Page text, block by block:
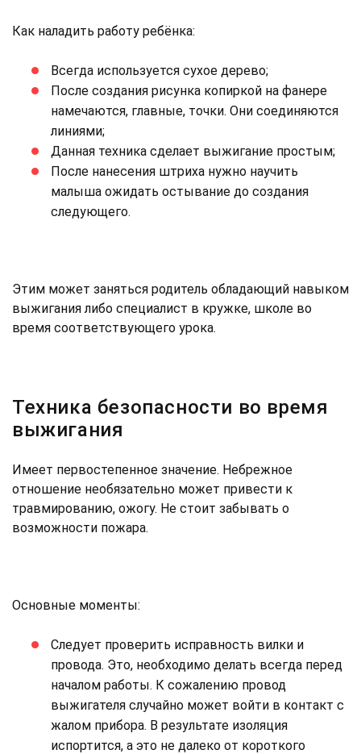
Как наладить работу ребёнка:
Всегда используется сухое дерево;
После создания рисунка копиркой на фанере
намечаются, главные, точки. Они соединяются
линиями;
Данная техника сделает выжигание простым;
После нанесения штриха нужно научить
малыша ожидать остывание до создания
следующего.
Этим может заняться родитель обладающий навыком
выжигания либо специалист в кружке, школе во
время соответствующего урока.
Техника безопасности во время
выжигания
Имеет первостепенное значение. Небрежное
отношение необязательно может привести к
травмированию, ожогу. Не стоит забывать о
возможности пожара.
Основные моменты:
Следует проверить исправность вилки и
провода. Это, необходимо делать всегда перед
началом работы. К сожалению провод
выжигателя случайно может войти в контакт с
жалом прибора. В результате изоляция
испортится, а это не далеко от короткого